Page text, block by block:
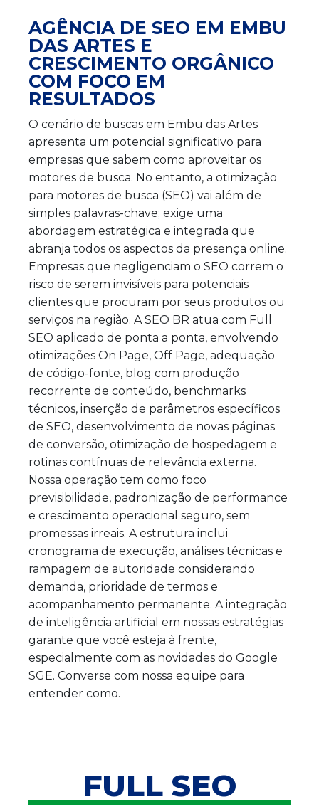
AGÊNCIA DE SEO EM EMBU
DAS ARTES E
CRESCIMENTO ORGÂNICO
COM FOCO EM
RESULTADOS
O cenário de buscas em Embu das Artes
apresenta um potencial significativo para
empresas que sabem como aproveitar os
motores de busca. No entanto, a otimização
para motores de busca (SEO) vai além de
simples palavras-chave; exige uma
abordagem estratégica e integrada que
abranja todos os aspectos da presença online.
Empresas que negligenciam o SEO correm o
risco de serem invisíveis para potenciais
clientes que procuram por seus produtos ou
serviços na região. A SEO BR atua com Full
SEO aplicado de ponta a ponta, envolvendo
otimizações On Page, Off Page, adequação
de código-fonte, blog com produção
recorrente de conteúdo, benchmarks
técnicos, inserção de parâmetros específicos
de SEO, desenvolvimento de novas páginas
de conversão, otimização de hospedagem e
rotinas contínuas de relevância externa.
Nossa operação tem como foco
previsibilidade, padronização de performance
e crescimento operacional seguro, sem
promessas irreais. A estrutura inclui
cronograma de execução, análises técnicas e
rampagem de autoridade considerando
demanda, prioridade de termos e
acompanhamento permanente. A integração
de inteligência artificial em nossas estratégias
garante que você esteja à frente,
especialmente com as novidades do Google
SGE. Converse com nossa equipe para
entender como.
FULL SEO